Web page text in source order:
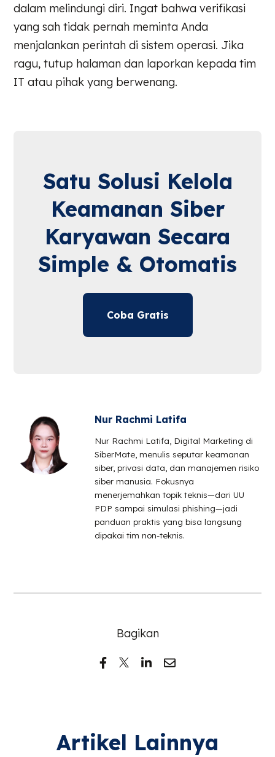
dalam melindungi diri. Ingat bahwa verifikasi
yang sah tidak pernah meminta Anda
menjalankan perintah di sistem operasi. Jika
ragu, tutup halaman dan laporkan kepada tim
IT atau pihak yang berwenang.
Satu Solusi Kelola
Keamanan Siber
Karyawan Secara
Simple & Otomatis
Coba Gratis
Nur Rachmi Latifa
Nur Rachmi Latifa, Digital Marketing di
SiberMate, menulis seputar keamanan
siber, privasi data, dan manajemen risiko
siber manusia. Fokusnya
menerjemahkan topik teknis—dari UU
PDP sampai simulasi phishing—jadi
panduan praktis yang bisa langsung
dipakai tim non-teknis.
Bagikan
Artikel Lainnya